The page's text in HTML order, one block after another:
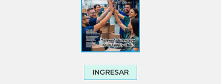
INGRESAR